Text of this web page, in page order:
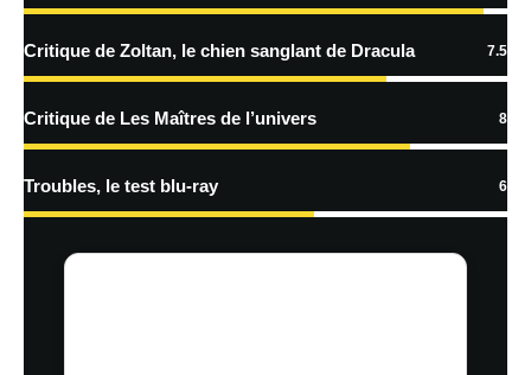
Critique de Zoltan, le chien sanglant de Dracula 7.5
Critique de Les Maîtres de l’univers 8
Troubles, le test blu-ray 6